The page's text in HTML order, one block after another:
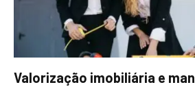
Valorização imobiliária e